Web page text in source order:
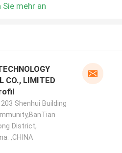
Sie mehr an
CO., LIMITED
Shenhui Building
District,
,CHINA